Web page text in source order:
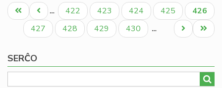
por
la
Pagination
Unua
paĝo
Antaŭa
paĝo
… Paĝo
422 Paĝo
423 Paĝo
424 Paĝo
425
Aktuala
paĝo
426
Paĝo
427 Paĝo
428 Paĝo
429 Paĝo
430 …
Last
page
Next
page
SERĈO